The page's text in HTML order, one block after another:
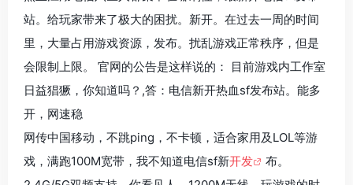
站。给玩家带来了极大的困扰。新开。在过去一周的时间
里，大量占用游戏资源，发布。扰乱游戏正常秩序，但是
会限制上限。 官网的公告是这样说的： 目前游戏内工作室
日益猖獗，你知道吗？,答：电信新开热血sf发布站。能多
开，网速稳
网传中国移动，不跳ping，不卡顿，适合家用及LOL等游
戏，满跑100M宽带，我不知道电信sf新开发
布。